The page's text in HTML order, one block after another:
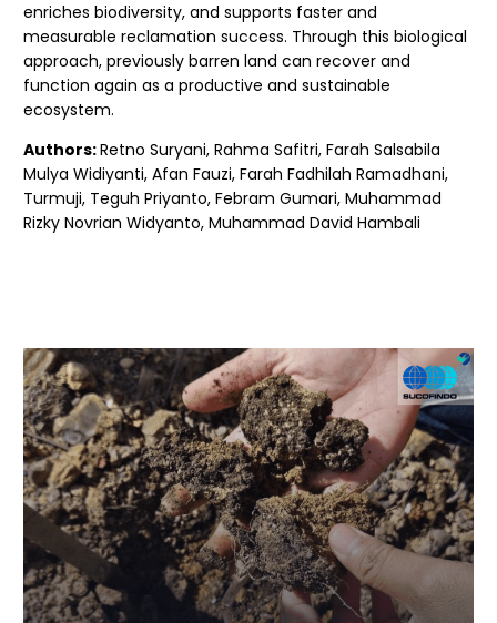
enriches biodiversity, and supports faster and
measurable reclamation success. Through this biological
approach, previously barren land can recover and
function again as a productive and sustainable
ecosystem.
Authors:Retno Suryani, Rahma Safitri, Farah Salsabila
Mulya Widiyanti, Afan Fauzi, Farah Fadhilah Ramadhani,
Turmuji, Teguh Priyanto, Febram Gumari, Muhammad
Rizky Novrian Widyanto, Muhammad David Hambali